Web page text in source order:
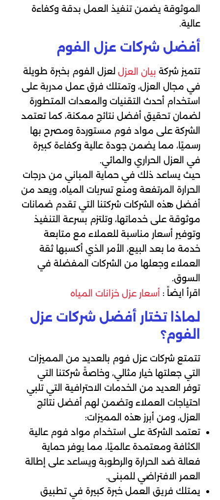
الموثوقة يضمن تنفيذ العمل بدقة وكفاءة
عالية.
أفضل شركات عزل الفوم
تتميز شركة بيان العزل لعزل الفوم بخبرة طويلة
في مجال العزل، وتمتلك فرق عمل مدربة على
استخدام أحدث التقنيات والمعدات المتطورة
لضمان تحقيق أفضل نتائج ممكنة، كما تعتمد
الشركة على مواد فوم مستوردة ومصرح بها
رسميًا، مما يضمن جودة عالية وكفاءة كبيرة
في العزل الحراري والمائي.
حيث يساعد ذلك في حماية المباني من درجات
الحرارة المرتفعة ومنع تسربات المياه، ويعد من
أفضل هذه الشركات شركتنا التي تقدم ضمانات
موثوقة على خدماتها، وتلتزم بسرعة التنفيذ
وتوفير أسعار مناسبة للعملاء مع متابعة
خدمة ما بعد البيع، الأمر الذي أكسبها ثقة
العملاء وجعلها من الشركات المفضلة في
السوق.
اقرأ ايضاً : أسعار عزل خزانات المياه
لماذا تختار أفضل شركات عزل
الفوم؟
تتمتع شركات عزل فوم بالعديد من المميزات
التي جعلتها خيار مثالي، وخاصةً شركتنا التي
توفر العديد من الخدمات الاحترافية التي تلبي
احتياجات العملاء وتضمن لهم أفضل نتائج
العزل، ومن أبرز هذه المميزات:
تعتمد الشركة على استخدام مواد فوم عالية
الكثافة ومعتمدة عالميًا، مما يوفر حماية
فعالة ضد الحرارة والرطوبة ويساعد على إطالة
العمر الافتراضي للمبنى.
يمتلك فريق العمل خبرة كبيرة في تطبيق